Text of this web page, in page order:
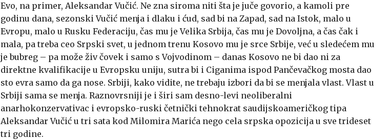
Evo, na primer, Aleksandar Vučić. Ne zna siroma niti šta je juče govorio, a kamoli pre
godinu dana, sezonski Vučić menja i dlaku i ćud, sad bi na Zapad, sad na Istok, malo u
Evropu, malo u Rusku Federaciju, čas mu je Velika Srbija, čas mu je Dovoljna, a čas čak i
mala, pa treba ceo Srpski svet, u jednom trenu Kosovo mu je srce Srbije, već u sledećem mu
je bubreg – pa može živ čovek i samo s Vojvodinom – danas Kosovo ne bi dao ni za
direktne kvalifikacije u Evropsku uniju, sutra bi i Ciganima ispod Pančevačkog mosta dao
sto evra samo da ga nose. Srbiji, kako vidite, ne trebaju izbori da bi se menjala vlast. Vlast u
Srbiji sama se menja. Raznovrsniji je i širi sam desno-levi neoliberalni
anarhokonzervativac i evropsko-ruski četnički tehnokrat saudijskoameričkog tipa
Aleksandar Vučić u tri sata kod Milomira Marića nego cela srpska opozicija u sve trideset
tri godine.